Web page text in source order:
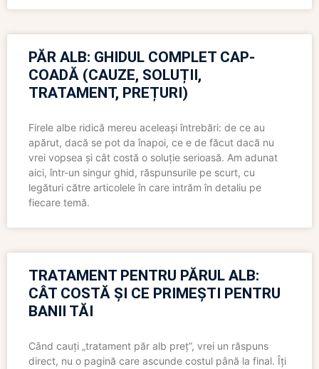
PĂR ALB: GHIDUL COMPLET CAP-
COADĂ (CAUZE, SOLUȚII,
TRATAMENT, PREȚURI)
Firele albe ridică mereu aceleași întrebări: de ce au
apărut, dacă se pot da înapoi, ce e de făcut dacă nu
vrei vopsea și cât costă o soluție serioasă. Am adunat
aici, într-un singur ghid, răspunsurile pe scurt, cu
legături către articolele în care intrăm în detaliu pe
fiecare temă.
TRATAMENT PENTRU PĂRUL ALB:
CÂT COSTĂ ȘI CE PRIMEȘTI PENTRU
BANII TĂI
Când cauți „tratament păr alb preț”, vrei un răspuns
direct, nu o pagină care ascunde costul până la final. Îți